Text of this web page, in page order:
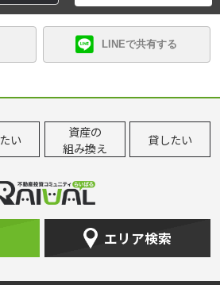
LINEで共有する
い
資産の
組み換え
貸したい
エリア検索